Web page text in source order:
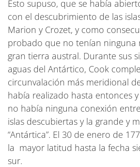
Esto supuso, que se había
con el descubrimiento de las
Marion y Crozet, y como
probado que no tenían ninguna
gran tierra austral. Durante sus
aguas del Antártico, Cook
circunvalación más meridional
había realizado hasta entonces
no había ninguna conexión
islas descubiertas y la grande y
“Antártica”. El 30 de enero de
la mayor latitud hasta la fecha
sur.